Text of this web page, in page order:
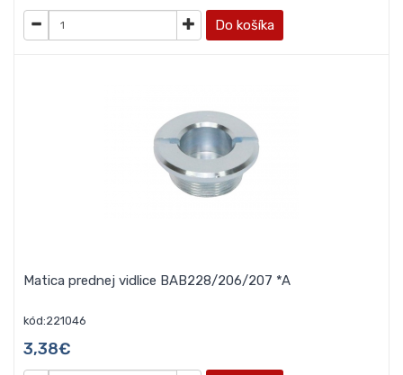
Do košíka
Matica prednej vidlice BAB228/206/207 *A
kód:221046
3,38€